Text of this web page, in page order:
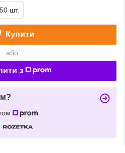
шт.
Купити
або
з